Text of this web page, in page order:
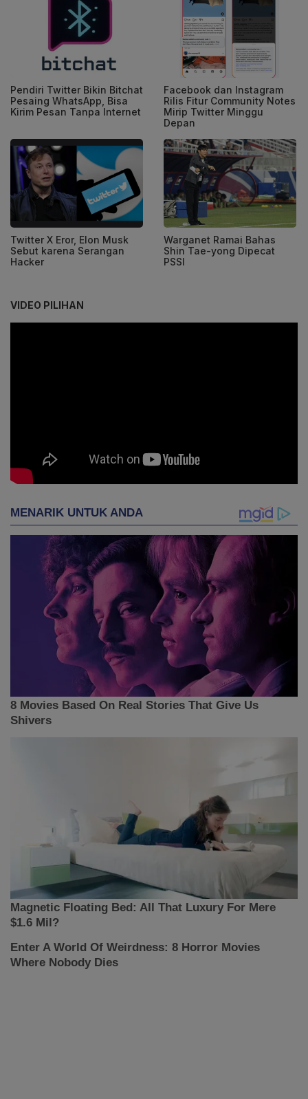
Pendiri Twitter Bikin Bitchat
Pesaing WhatsApp, Bisa
Kirim Pesan Tanpa Internet
Facebook dan Instagram
Rilis Fitur Community Notes
Mirip Twitter Minggu
Depan
Twitter X Eror, Elon Musk
Sebut karena Serangan
Hacker
Warganet Ramai Bahas
Shin Tae-yong Dipecat
PSSI
VIDEO PILIHAN